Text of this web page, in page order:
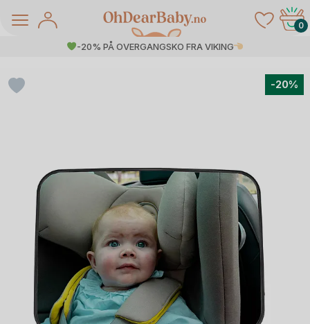
0
-20% PÅ OVERGANGSKO FRA VIKING
Salg
-20%